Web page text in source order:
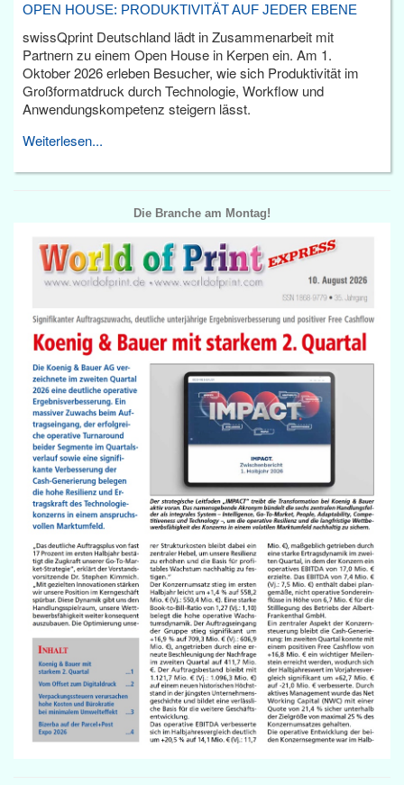
OPEN HOUSE: PRODUKTIVITÄT AUF JEDER EBENE
swissQprint Deutschland lädt in Zusammenarbeit mit
Partnern zu einem Open House in Kerpen ein. Am 1.
Oktober 2026 erleben Besucher, wie sich Produktivität im
Großformatdruck durch Technologie, Workflow und
Anwendungskompetenz steigern lässt.
Weiterlesen...
Die Branche am Montag!